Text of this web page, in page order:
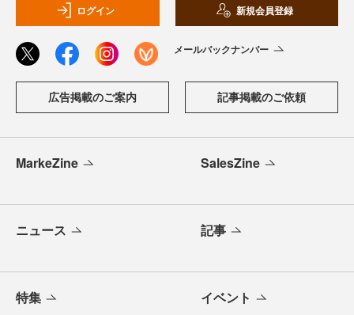
ログイン 新規会員登録
メールバックナンバー
広告掲載のご案内 記事掲載のご依頼
MarkeZine SalesZine
ニュース 記事
特集 イベント